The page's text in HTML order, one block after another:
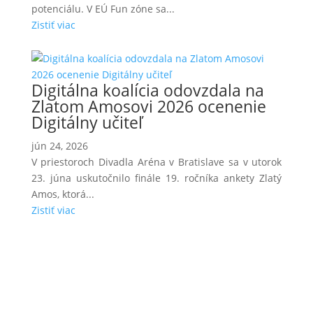
potenciálu. V EÚ Fun zóne sa...
Zistiť viac
Digitálna koalícia odovzdala na
Zlatom Amosovi 2026 ocenenie
Digitálny učiteľ
jún 24, 2026
V priestoroch Divadla Aréna v Bratislave sa v utorok
23. júna uskutočnilo finále 19. ročníka ankety Zlatý
Amos, ktorá...
Zistiť viac